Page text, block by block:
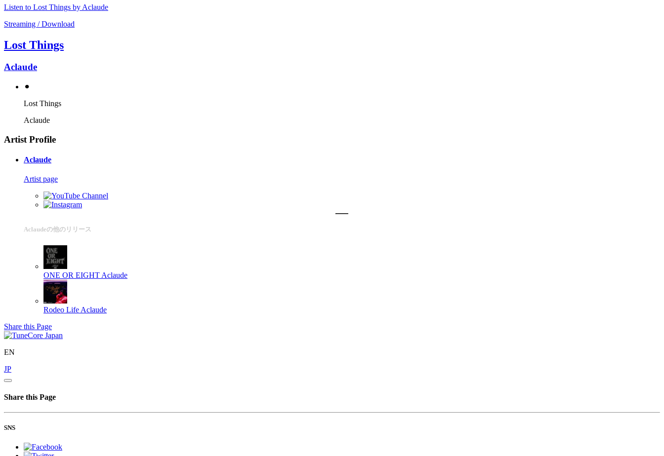
Listen to Lost Things by Aclaude
Streaming / Download
Lost Things
Aclaude
⚫︎
Lost Things
Aclaude
Artist Profile
Aclaude
Artist page
Aclaudeの他のリリース
ONE OR EIGHT Aclaude
Rodeo Life Aclaude
Share this Page
EN
JP
Share this Page
SNS